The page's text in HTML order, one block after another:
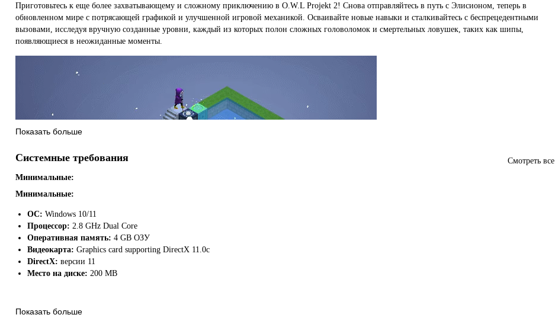
Приготовьтесь к еще более захватывающему и сложному приключению в O.W.L Projekt 2! Снова отправляйтесь в путь с Элисионом, теперь в
обновленном мире с потрясающей графикой и улучшенной игровой механикой. Осваивайте новые навыки и сталкивайтесь с беспрецедентными
вызовами, исследуя вручную созданные уровни, каждый из которых полон сложных головоломок и смертельных ловушек, таких как шипы,
появляющиеся в неожиданные моменты.
Кроме того, остерегайтесь нового быстрого врага, который делает побег еще более напряженным, требуя точных движений и быстрой реакции.
Используйте Жезл Санктиум для манипулирования объектами, а теперь, с введением порталов разных цветов, перемещайтесь в разные области в
мгновение ока. Новые уровни сложнее, чем когда-либо, полностью используя эти передовые механики.
Показать больше
Системные требования
Смотреть все
Минимальные:
Минимальные:
ОС: Windows 10/11
Процессор: 2.8 GHz Dual Core
Оперативная память: 4 GB ОЗУ
Видеокарта: Graphics card supporting DirectX 11.0c
DirectX: версии 11
Место на диске: 200 MB
Показать больше